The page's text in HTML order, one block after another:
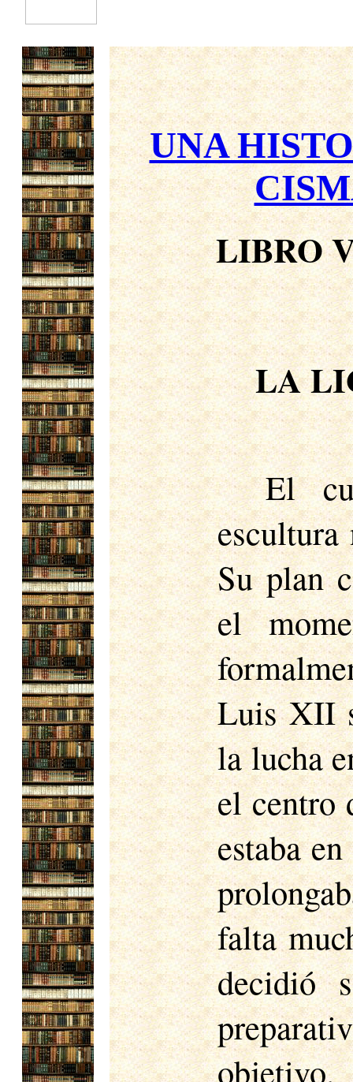
UNA
LIBRO
LA
El
Su plan
el
Luis XII
la lucha
el centro
estaba
falta
decidió